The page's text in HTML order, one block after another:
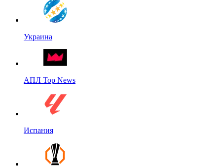
Украина
АПЛ Top News
Испания